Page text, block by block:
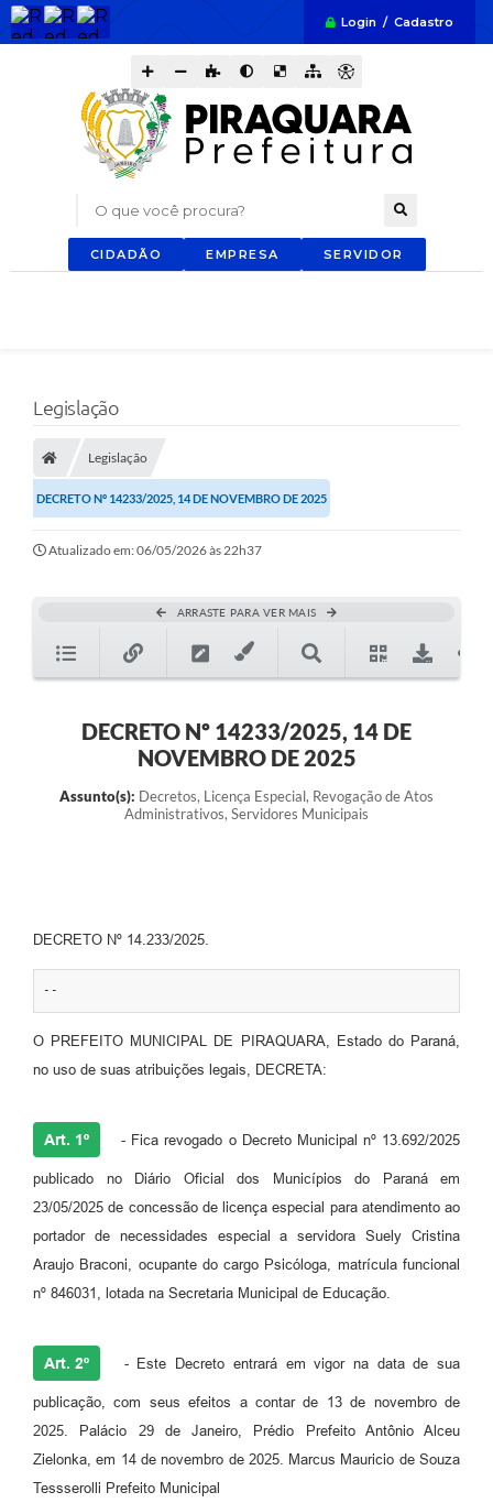
Login / Cadastro
O que você procura?
CIDADÃO EMPRESA SERVIDOR
Legislação
Legislação
DECRETO Nº 14233/2025, 14 DE NOVEMBRO DE 2025
Atualizado em: 06/05/2026 às 22h37
ARRASTE PARA VER MAIS
DECRETO Nº 14233/2025, 14 DE
NOVEMBRO DE 2025
Assunto(s): Decretos, Licença Especial, Revogação de Atos
Administrativos, Servidores Municipais
DECRETO Nº 14.233/2025.
--
O PREFEITO MUNICIPAL DE PIRAQUARA, Estado do Paraná,
no uso de suas atribuições legais, DECRETA:
Art. 1º - Fica revogado o Decreto Municipal nº 13.692/2025
publicado no Diário Oficial dos Municípios do Paraná em
23/05/2025 de concessão de licença especial para atendimento ao
portador de necessidades especial a servidora Suely Cristina
Araujo Braconi, ocupante do cargo Psicóloga, matrícula funcional
nº 846031, lotada na Secretaria Municipal de Educação.
Art. 2º - Este Decreto entrará em vigor na data de sua
publicação, com seus efeitos a contar de 13 de novembro de
2025. Palácio 29 de Janeiro, Prédio Prefeito Antônio Alceu
Zielonka, em 14 de novembro de 2025. Marcus Mauricio de Souza
Tessserolli Prefeito Municipal